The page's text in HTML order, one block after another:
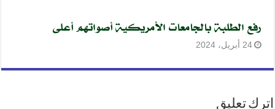
رفع الطلبة بالجامعات الأمريكية أصواتهم أعلى
24 أبريل، 2024
اترك تعليق